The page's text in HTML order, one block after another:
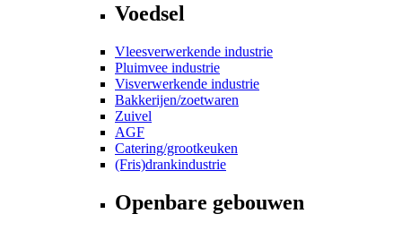
Voedsel
Vleesverwerkende industrie
Pluimvee industrie
Visverwerkende industrie
Bakkerijen/zoetwaren
Zuivel
AGF
Catering/grootkeuken
(Fris)drankindustrie
Openbare gebouwen